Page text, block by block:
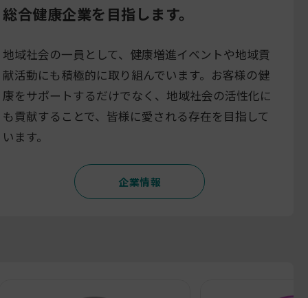
総合健康企業を目指します。
地域社会の一員として、健康増進イベントや地域貢
献活動にも積極的に取り組んでいます。お客様の健
康をサポートするだけでなく、地域社会の活性化に
も貢献することで、皆様に愛される存在を目指して
います。
企業情報